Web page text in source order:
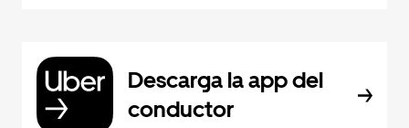
Descarga la app del
conductor